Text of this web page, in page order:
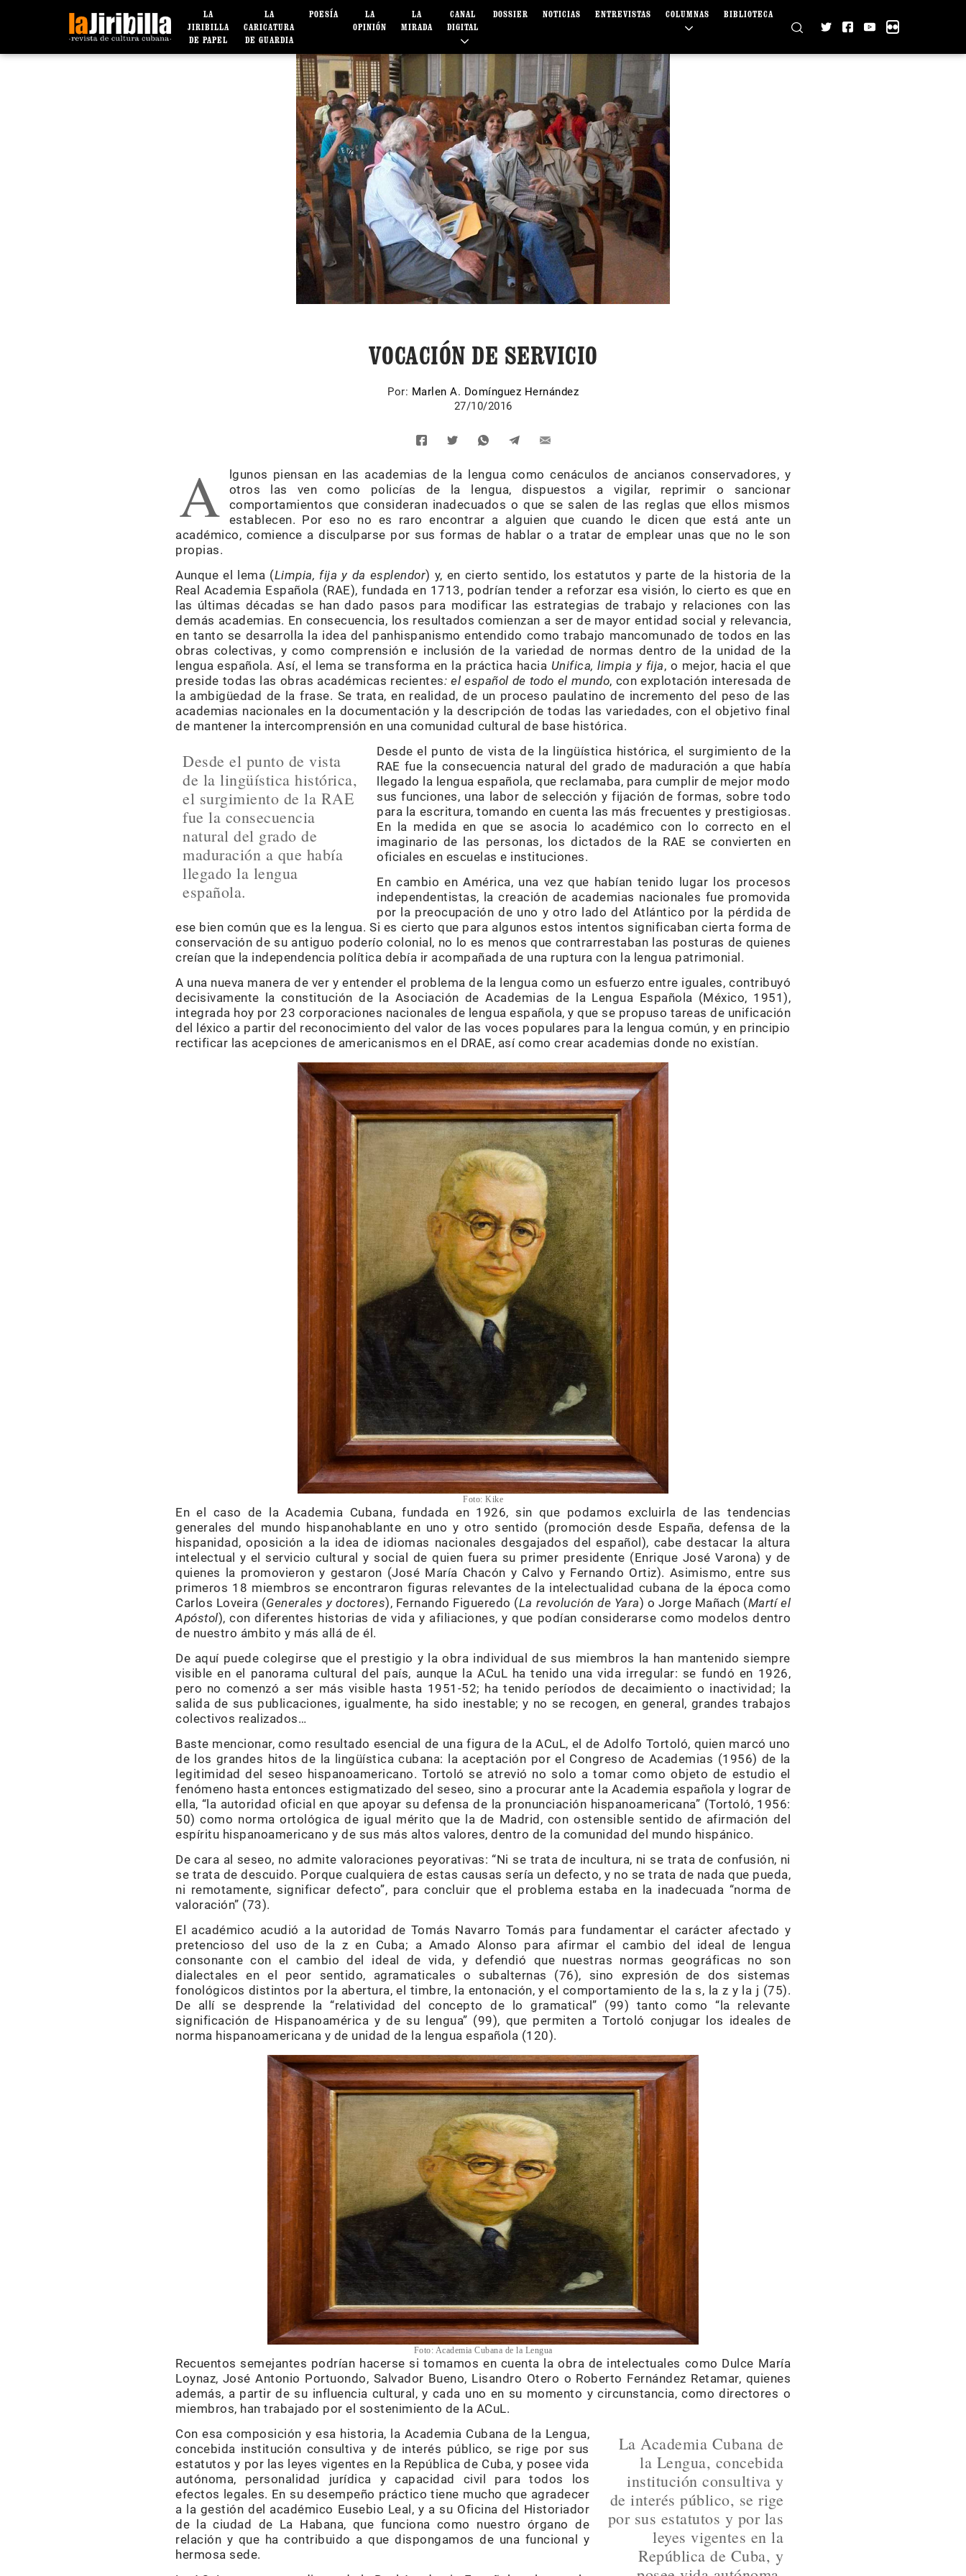
LA
JIRIBILLA
DE PAPEL
LA
CARICATURA
DE GUARDIA
POESÍA
LA
OPINIÓN
LA
MIRADA
CANAL
DIGITAL
DOSSIER NOTICIAS ENTREVISTAS COLUMNAS BIBLIOTECA
VOCACIÓN DE SERVICIO
Por: Marlen A. Domínguez Hernández
27/10/2016
A
lgunos piensan en las academias de la lengua como cenáculos de ancianos conservadores, y
otros las ven como policías de la lengua, dispuestos a vigilar, reprimir o sancionar
comportamientos que consideran inadecuados o que se salen de las reglas que ellos mismos
establecen. Por eso no es raro encontrar a alguien que cuando le dicen que está ante un
académico, comience a disculparse por sus formas de hablar o a tratar de emplear unas que no le son
propias.
Aunque el lema (Limpia, fija y da esplendor) y, en cierto sentido, los estatutos y parte de la historia de la
Real Academia Española (RAE), fundada en 1713, podrían tender a reforzar esa visión, lo cierto es que en
las últimas décadas se han dado pasos para modificar las estrategias de trabajo y relaciones con las
demás academias. En consecuencia, los resultados comienzan a ser de mayor entidad social y relevancia,
en tanto se desarrolla la idea del panhispanismo entendido como trabajo mancomunado de todos en las
obras colectivas, y como comprensión e inclusión de la variedad de normas dentro de la unidad de la
lengua española. Así, el lema se transforma en la práctica hacia Unifica, limpia y fija, o mejor, hacia el que
preside todas las obras académicas recientes: el español de todo el mundo, con explotación interesada de
la ambigüedad de la frase. Se trata, en realidad, de un proceso paulatino de incremento del peso de las
academias nacionales en la documentación y la descripción de todas las variedades, con el objetivo final
de mantener la intercomprensión en una comunidad cultural de base histórica.
Desde el punto de vista
de la lingüística histórica,
el surgimiento de la RAE
fue la consecuencia
natural del grado de
maduración a que había
llegado la lengua
española.
Desde el punto de vista de la lingüística histórica, el surgimiento de la
RAE fue la consecuencia natural del grado de maduración a que había
llegado la lengua española, que reclamaba, para cumplir de mejor modo
sus funciones, una labor de selección y fijación de formas, sobre todo
para la escritura, tomando en cuenta las más frecuentes y prestigiosas.
En la medida en que se asocia lo académico con lo correcto en el
imaginario de las personas, los dictados de la RAE se convierten en
oficiales en escuelas e instituciones.
En cambio en América, una vez que habían tenido lugar los procesos
independentistas, la creación de academias nacionales fue promovida
por la preocupación de uno y otro lado del Atlántico por la pérdida de
ese bien común que es la lengua. Si es cierto que para algunos estos intentos significaban cierta forma de
conservación de su antiguo poderío colonial, no lo es menos que contrarrestaban las posturas de quienes
creían que la independencia política debía ir acompañada de una ruptura con la lengua patrimonial.
A una nueva manera de ver y entender el problema de la lengua como un esfuerzo entre iguales, contribuyó
decisivamente la constitución de la Asociación de Academias de la Lengua Española (México, 1951),
integrada hoy por 23 corporaciones nacionales de lengua española, y que se propuso tareas de unificación
del léxico a partir del reconocimiento del valor de las voces populares para la lengua común, y en principio
rectificar las acepciones de americanismos en el DRAE, así como crear academias donde no existían.
Foto: Kike
En el caso de la Academia Cubana, fundada en 1926, sin que podamos excluirla de las tendencias
generales del mundo hispanohablante en uno y otro sentido (promoción desde España, defensa de la
hispanidad, oposición a la idea de idiomas nacionales desgajados del español), cabe destacar la altura
intelectual y el servicio cultural y social de quien fuera su primer presidente (Enrique José Varona) y de
quienes la promovieron y gestaron (José María Chacón y Calvo y Fernando Ortiz). Asimismo, entre sus
primeros 18 miembros se encontraron figuras relevantes de la intelectualidad cubana de la época como
Carlos Loveira (Generales y doctores), Fernando Figueredo (La revolución de Yara) o Jorge Mañach (Martí el
Apóstol), con diferentes historias de vida y afiliaciones, y que podían considerarse como modelos dentro
de nuestro ámbito y más allá de él.
De aquí puede colegirse que el prestigio y la obra individual de sus miembros la han mantenido siempre
visible en el panorama cultural del país, aunque la ACuL ha tenido una vida irregular: se fundó en 1926,
pero no comenzó a ser más visible hasta 1951-52; ha tenido períodos de decaimiento o inactividad; la
salida de sus publicaciones, igualmente, ha sido inestable; y no se recogen, en general, grandes trabajos
colectivos realizados…
Baste mencionar, como resultado esencial de una figura de la ACuL, el de Adolfo Tortoló, quien marcó uno
de los grandes hitos de la lingüística cubana: la aceptación por el Congreso de Academias (1956) de la
legitimidad del seseo hispanoamericano. Tortoló se atrevió no solo a tomar como objeto de estudio el
fenómeno hasta entonces estigmatizado del seseo, sino a procurar ante la Academia española y lograr de
ella, “la autoridad oficial en que apoyar su defensa de la pronunciación hispanoamericana” (Tortoló, 1956:
50) como norma ortológica de igual mérito que la de Madrid, con ostensible sentido de afirmación del
espíritu hispanoamericano y de sus más altos valores, dentro de la comunidad del mundo hispánico.
De cara al seseo, no admite valoraciones peyorativas: “Ni se trata de incultura, ni se trata de confusión, ni
se trata de descuido. Porque cualquiera de estas causas sería un defecto, y no se trata de nada que pueda,
ni remotamente, significar defecto”, para concluir que el problema estaba en la inadecuada “norma de
valoración” (73).
El académico acudió a la autoridad de Tomás Navarro Tomás para fundamentar el carácter afectado y
pretencioso del uso de la z en Cuba; a Amado Alonso para afirmar el cambio del ideal de lengua
consonante con el cambio del ideal de vida, y defendió que nuestras normas geográficas no son
dialectales en el peor sentido, agramaticales o subalternas (76), sino expresión de dos sistemas
fonológicos distintos por la abertura, el timbre, la entonación, y el comportamiento de la s, la z y la j (75).
De allí se desprende la “relatividad del concepto de lo gramatical” (99) tanto como “la relevante
significación de Hispanoamérica y de su lengua” (99), que permiten a Tortoló conjugar los ideales de
norma hispanoamericana y de unidad de la lengua española (120).
Foto: Academia Cubana de la Lengua
Recuentos semejantes podrían hacerse si tomamos en cuenta la obra de intelectuales como Dulce María
Loynaz, José Antonio Portuondo, Salvador Bueno, Lisandro Otero o Roberto Fernández Retamar, quienes
además, a partir de su influencia cultural, y cada uno en su momento y circunstancia, como directores o
miembros, han trabajado por el sostenimiento de la ACuL.
La Academia Cubana de
la Lengua, concebida
institución consultiva y
de interés público, se rige
por sus estatutos y por las
leyes vigentes en la
República de Cuba, y
Con esa composición y esa historia, la Academia Cubana de la Lengua,
concebida institución consultiva y de interés público, se rige por sus
estatutos y por las leyes vigentes en la República de Cuba, y posee vida
autónoma, personalidad jurídica y capacidad civil para todos los
efectos legales. En su desempeño práctico tiene mucho que agradecer
a la gestión del académico Eusebio Leal, y a su Oficina del Historiador
de la ciudad de La Habana, que funciona como nuestro órgano de
relación y que ha contribuido a que dispongamos de una funcional y
hermosa sede.